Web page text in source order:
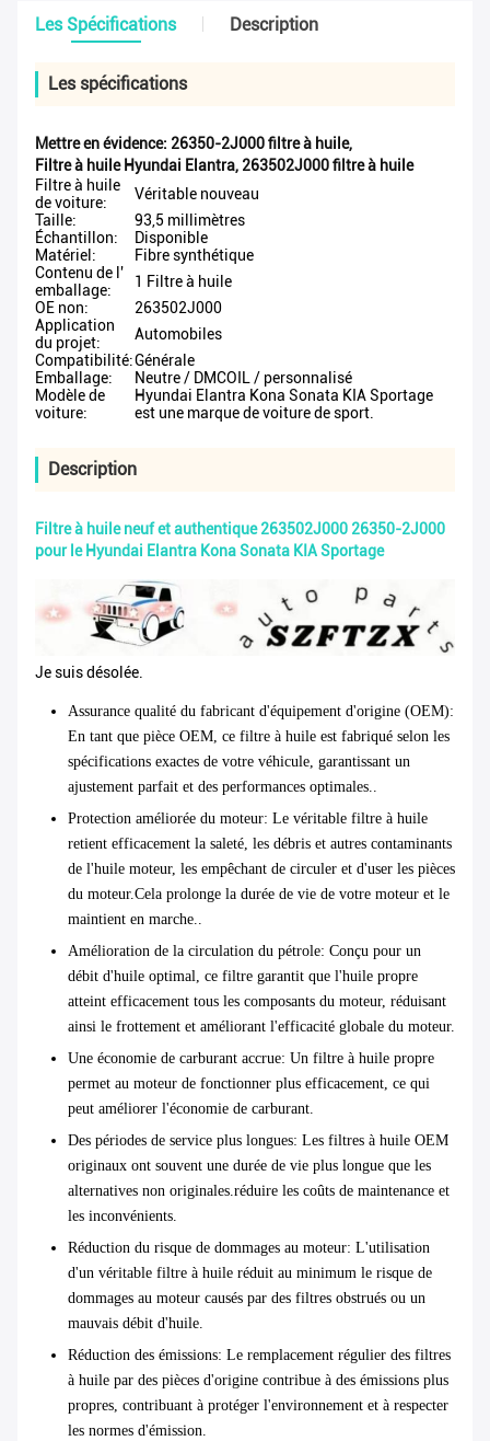
Les Spécifications Description
Les spécifications
Mettre en évidence: 26350-2J000 filtre à huile,
Filtre à huile Hyundai Elantra, 263502J000 filtre à huile
Filtre à huile
de voiture:
Véritable nouveau
Taille:
93,5 millimètres
Échantillon:
Disponible
Matériel:
Fibre synthétique
Contenu de l'
emballage:
1 Filtre à huile
OE non:
263502J000
Application
du projet:
Automobiles
Compatibilité:Générale
Emballage:
Neutre / DMCOIL / personnalisé
Modèle de
voiture:
Hyundai Elantra Kona Sonata KIA Sportage
est une marque de voiture de sport.
Description
Filtre à huile neuf et authentique 263502J000 26350-2J000
pour le Hyundai Elantra Kona Sonata KIA Sportage
Je suis désolée.
Assurance qualité du fabricant d'équipement d'origine (OEM):
En tant que pièce OEM, ce filtre à huile est fabriqué selon les
spécifications exactes de votre véhicule, garantissant un
ajustement parfait et des performances optimales..
Protection améliorée du moteur: Le véritable filtre à huile
retient efficacement la saleté, les débris et autres contaminants
de l'huile moteur, les empêchant de circuler et d'user les pièces
du moteur.Cela prolonge la durée de vie de votre moteur et le
maintient en marche..
Amélioration de la circulation du pétrole: Conçu pour un
débit d'huile optimal, ce filtre garantit que l'huile propre
atteint efficacement tous les composants du moteur, réduisant
ainsi le frottement et améliorant l'efficacité globale du moteur.
Une économie de carburant accrue: Un filtre à huile propre
permet au moteur de fonctionner plus efficacement, ce qui
peut améliorer l'économie de carburant.
Des périodes de service plus longues: Les filtres à huile OEM
originaux ont souvent une durée de vie plus longue que les
alternatives non originales.réduire les coûts de maintenance et
les inconvénients.
Réduction du risque de dommages au moteur: L'utilisation
d'un véritable filtre à huile réduit au minimum le risque de
dommages au moteur causés par des filtres obstrués ou un
mauvais débit d'huile.
Réduction des émissions: Le remplacement régulier des filtres
à huile par des pièces d'origine contribue à des émissions plus
propres, contribuant à protéger l'environnement et à respecter
les normes d'émission.